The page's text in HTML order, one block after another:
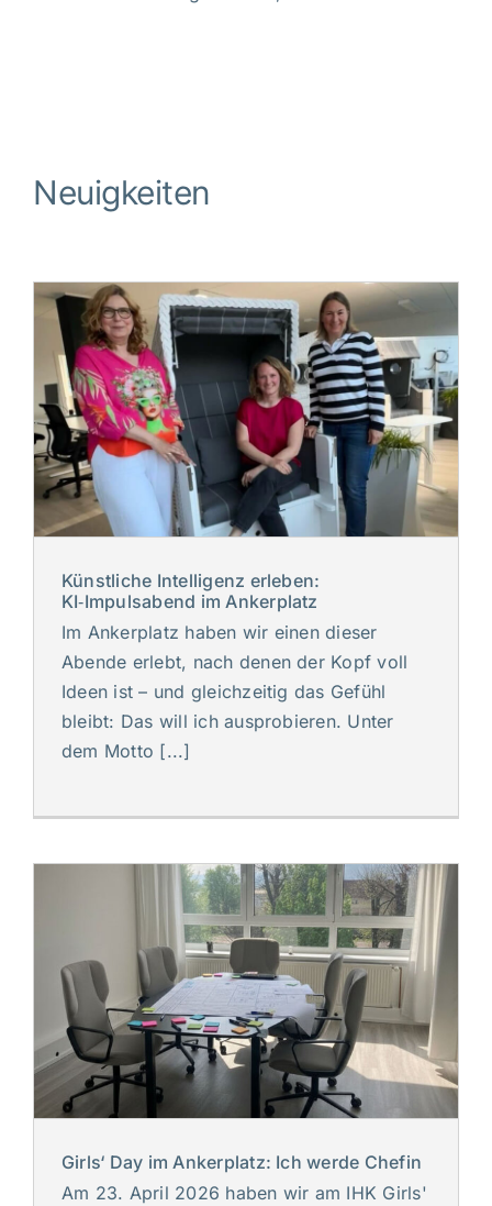
Neuigkeiten
Künstliche Intelligenz erleben:
KI‑Impulsabend im Ankerplatz
Im Ankerplatz haben wir einen dieser
Abende erlebt, nach denen der Kopf voll
Ideen ist – und gleichzeitig das Gefühl
bleibt: Das will ich ausprobieren. Unter
dem Motto [...]
Girls‘ Day im Ankerplatz: Ich werde Chefin
Am 23. April 2026 haben wir am IHK Girls'